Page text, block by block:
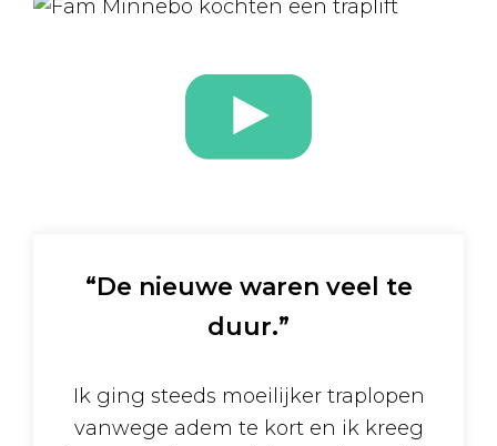
“De nieuwe waren veel te
duur.”
Ik ging steeds moeilijker traplopen
vanwege adem te kort en ik kreeg